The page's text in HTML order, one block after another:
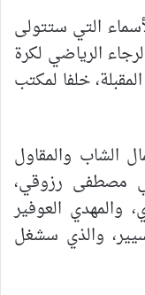
التي ستتولى
الرياضي لكرة
خلفا لمكتب
الشاب والمقاول
مصطفى رزوقي،
والمهدي العوفير
والذي سشغل